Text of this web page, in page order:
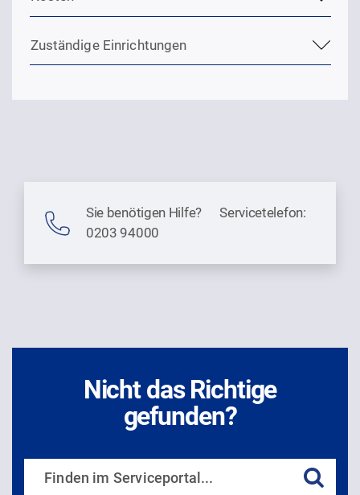
Zuständige Einrichtungen
Sie benötigen Hilfe? Servicetelefon:
0203 94000
Nicht das Richtige
gefunden?